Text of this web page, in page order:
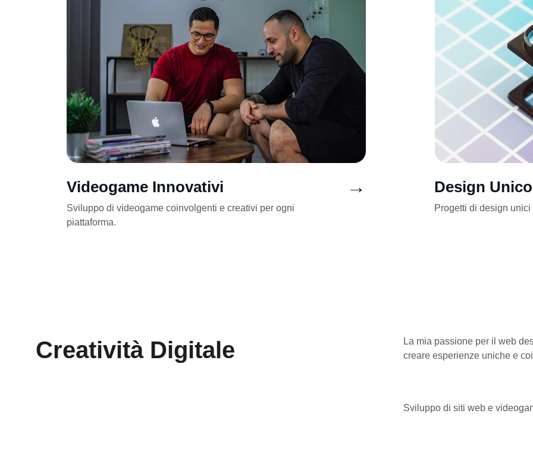
Videogame Innovativi
Sviluppo di videogame coinvolgenti e creativi per ogni
piattaforma.
Design Unico
Progetti di design
→
Creatività Digitale
La mia passione per il web
creare esperienze uniche e
Sviluppo di siti web e